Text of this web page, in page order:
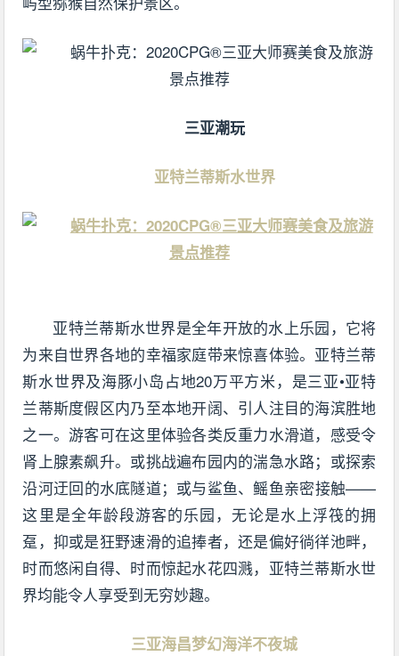
三亚潮玩
亚特兰蒂斯水世界
亚特兰蒂斯水世界是全年开放的水上乐园，它将
为来自世界各地的幸福家庭带来惊喜体验。亚特兰蒂
斯水世界及海豚小岛占地20万平方米，是三亚•亚特
兰蒂斯度假区内乃至本地开阔、引人注目的海滨胜地
之一。游客可在这里体验各类反重力水滑道，感受令
肾上腺素飙升。或挑战遍布园内的湍急水路；或探索
沿河迂回的水底隧道；或与鲨鱼、鳐鱼亲密接触——
这里是全年龄段游客的乐园，无论是水上浮筏的拥
趸，抑或是狂野速滑的追捧者，还是偏好徜徉池畔，
时而悠闲自得、时而惊起水花四溅，亚特兰蒂斯水世
界均能令人享受到无穷妙趣。
三亚海昌梦幻海洋不夜城